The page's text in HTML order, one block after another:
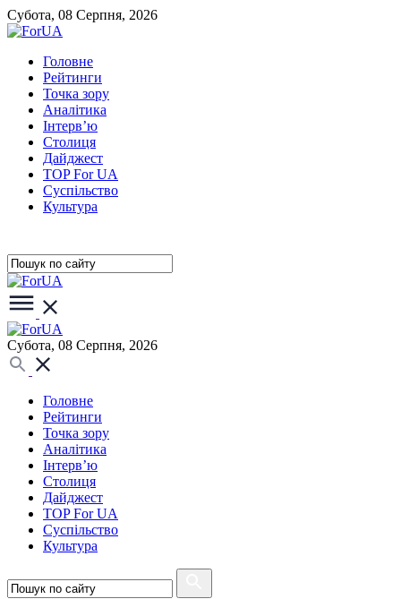
Субота, 08 Серпня, 2026
Головне
Рейтинги
Точка зору
Аналітика
Інтерв’ю
Столиця
Дайджест
TOP For UA
Суспiльство
Культура
Субота, 08 Серпня, 2026
Головне
Рейтинги
Точка зору
Аналітика
Інтерв’ю
Столиця
Дайджест
TOP For UA
Суспiльство
Культура